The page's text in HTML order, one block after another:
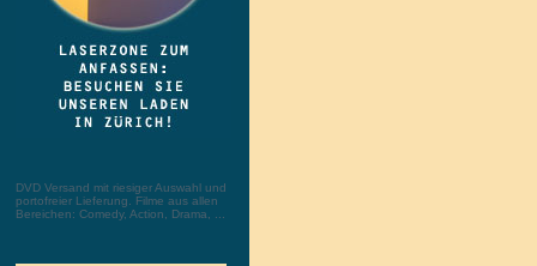
DVD Versand mit riesiger Auswahl und
portofreier Lieferung. Filme aus allen
Bereichen: Comedy, Action, Drama, ...